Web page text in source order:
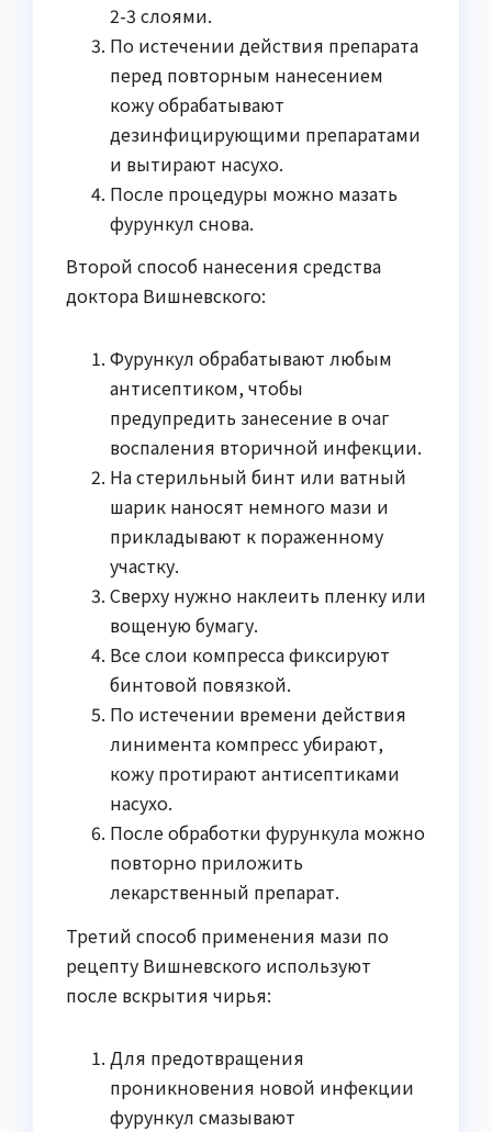
2-3 слоями.
По истечении действия препарата
перед повторным нанесением
кожу обрабатывают
дезинфицирующими препаратами
и вытирают насухо.
После процедуры можно мазать
фурункул снова.
Второй способ нанесения средства
доктора Вишневского:
Фурункул обрабатывают любым
антисептиком, чтобы
предупредить занесение в очаг
воспаления вторичной инфекции.
На стерильный бинт или ватный
шарик наносят немного мази и
прикладывают к пораженному
участку.
Сверху нужно наклеить пленку или
вощеную бумагу.
Все слои компресса фиксируют
бинтовой повязкой.
По истечении времени действия
линимента компресс убирают,
кожу протирают антисептиками
насухо.
После обработки фурункула можно
повторно приложить
лекарственный препарат.
Третий способ применения мази по
рецепту Вишневского используют
после вскрытия чирья:
Для предотвращения
проникновения новой инфекции
фурункул смазывают